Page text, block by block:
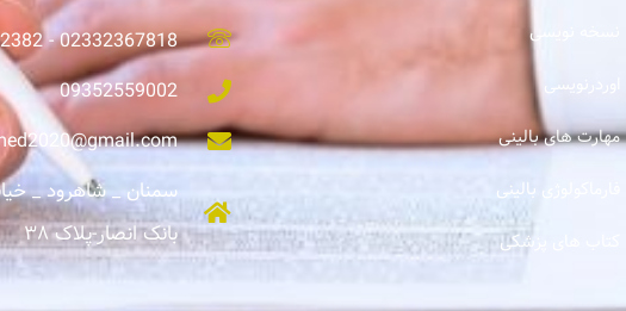
نسخه نویسی
اوردرنویسی
مهارت های بالینی
فارماکولوژی بالینی
کتاب های پزشکی
02332367818 - 02335242382
09352559002
سمنان _ شاهرود _
بانک انصار-پلاک ۳۸